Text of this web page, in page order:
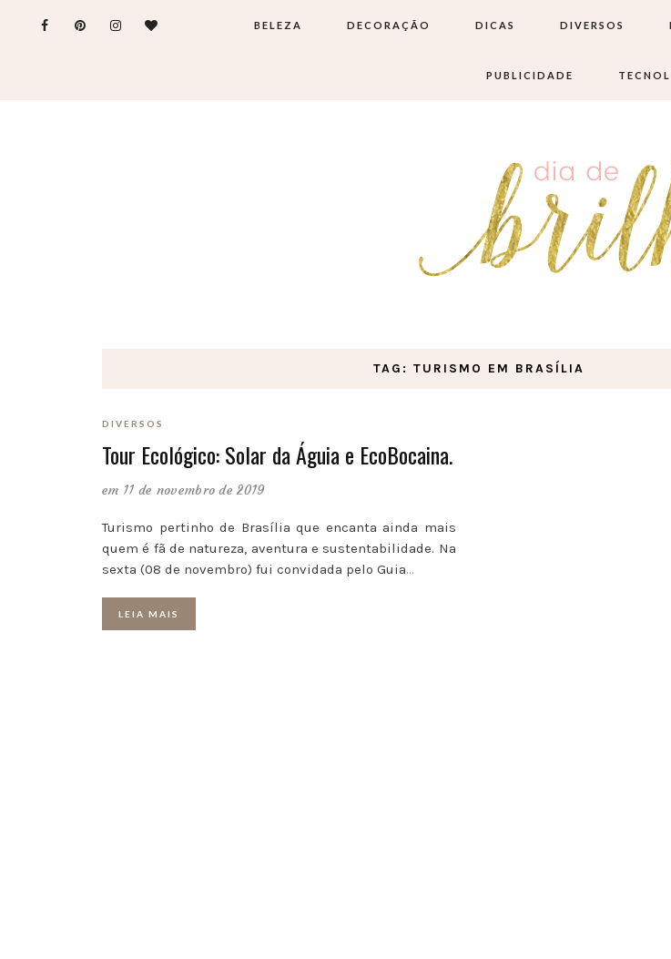
BELEZA DECORAÇÃO DICAS DIVERSOS
PUBLICIDADE
TAG: TURISMO EM BRASÍLIA
DIVERSOS
Tour Ecológico: Solar da Águia e EcoBocaina.
em 11 de novembro de 2019
Turismo pertinho de Brasília que encanta ainda mais
quem é fã de natureza, aventura e sustentabilidade. Na
sexta (08 de novembro) fui convidada pelo Guia…
LEIA MAIS